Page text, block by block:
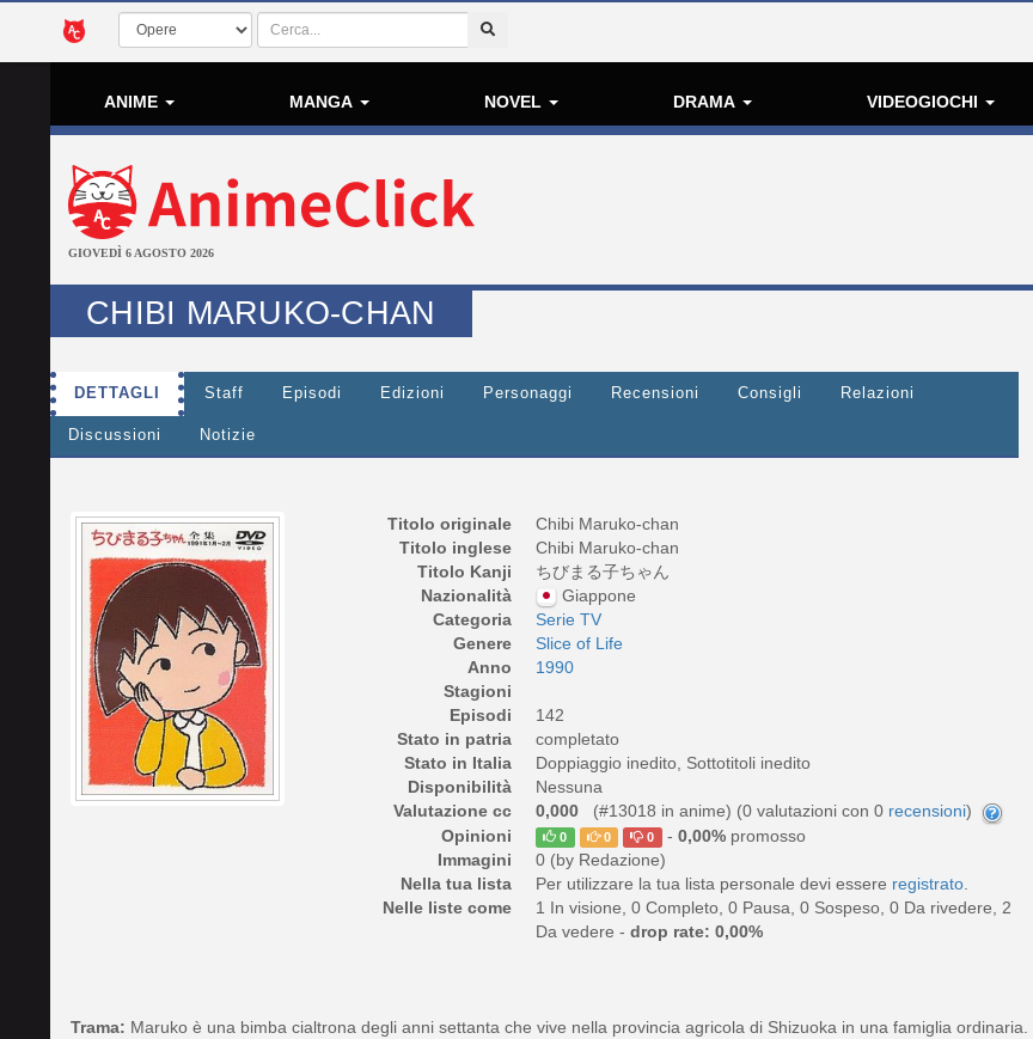
ANIME MANGA NOVEL DRAMA VIDEOGIOCHI
GIOVEDÌ 6 AGOSTO 2026
CHIBI MARUKO-CHAN
DETTAGLI Staff Episodi Edizioni Personaggi Recensioni Consigli Relazioni
Discussioni Notizie
Titolo originale
Chibi Maruko-chan
Titolo inglese
Chibi Maruko-chan
Titolo Kanji
ちびまる子ちゃん
Nazionalità
Giappone
Categoria
Serie TV
Genere
Slice of Life
Anno
1990
Stagioni
Episodi
142
Stato in patria
completato
Stato in Italia
Doppiaggio inedito, Sottotitoli inedito
Disponibilità
Nessuna
Valutazione cc
0,000 (#13018 in anime) (0 valutazioni con 0 recensioni)
Opinioni
0 0 0 - 0,00%promosso
Immagini
0 (by Redazione)
Nella tua lista
Per utilizzare la tua lista personale devi essere registrato
Nelle liste come
1 In visione, 0 Completo, 0 Pausa, 0 Sospeso, 0 Da rivedere, 2
Da vedere - drop rate: 0,00%
Trama: Maruko è una bimba cialtrona degli anni settanta che vive nella provincia agricola di Shizuoka in una famiglia ordinaria.